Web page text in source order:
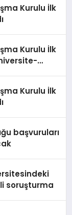
Kurulu İlk
Kurulu İlk
Kurulu İlk
başvuruları
soruşturma